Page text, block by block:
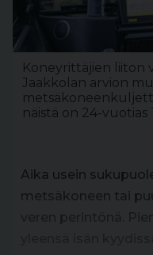
Koneyrittäjien liiton
Jaakkolan arvion
näistä on 24-vuotias
Aika usein
metsäkoneen tai